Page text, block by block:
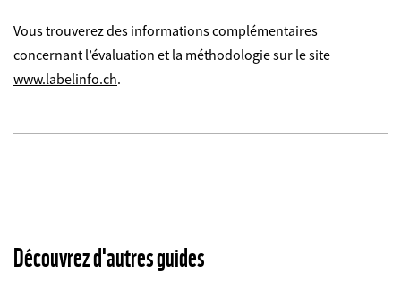
Vous trouverez des informations complémentaires
concernant l’évaluation et la méthodologie sur le site
www.labelinfo.ch.
Découvrez d'autres guides